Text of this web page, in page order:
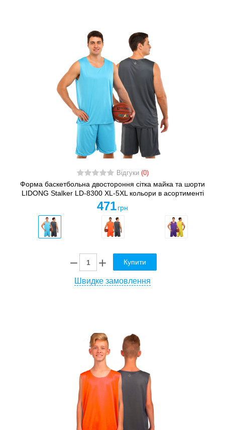
Відгуки (0)
Форма баскетбольна двостороння сітка майка та шорти
LIDONG Stalker LD-8300 XL-5XL кольори в асортименті
471 грн
Купити
Швидке замовлення